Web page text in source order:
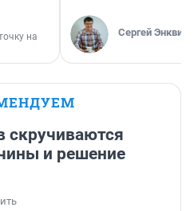
на
Сергей Энквист
скручиваются
и решение